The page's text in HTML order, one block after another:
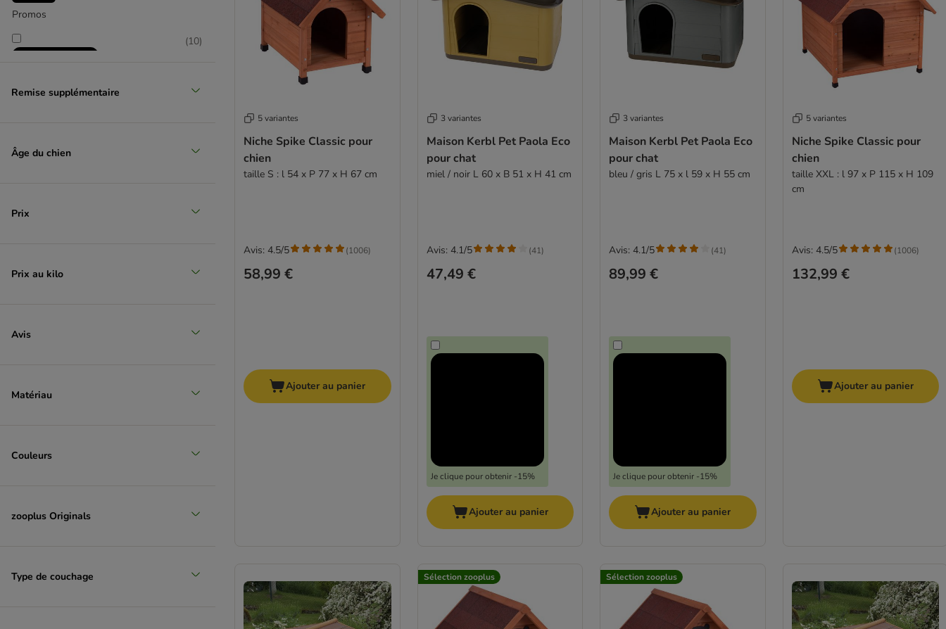
Promos
Sélection zooplus
(10)
Remise supplémentaire
Âge du chien
Prix
Prix au kilo
Avis
Matériau
Couleurs
zooplus Originals
Type de couchage
5 variantes
Niche Spike Classic pour
chien
taille S : l 54 x P 77 x H 67 cm
58,99 €
Avis: 4.5/5 (1006)
Ajouter au panier
3 variantes
Maison Kerbl Pet Paola Eco
pour chat
miel / noir L 60 x B 51 x H 41 cm
47,49 €
Je clique pour obtenir -15%
Avis: 4.1/5 (41)
Ajouter au panier
3 variantes
Maison Kerbl Pet Paola Eco
pour chat
bleu / gris L 75 x l 59 x H 55 cm
89,99 €
Je clique pour obtenir -15%
Avis: 4.1/5 (41)
Ajouter au panier
5 variantes
Niche Spike Classic pour
chien
taille XXL : l 97 x P 115 x H 109
cm
132,99 €
Avis: 4.5/5 (1006)
Ajouter au panier
Sélection zooplus Sélection zooplus